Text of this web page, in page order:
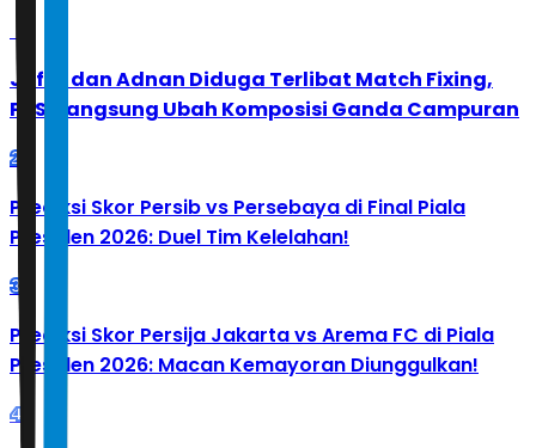
Jafar dan Adnan Diduga Terlibat Match Fixing,
PBSI Langsung Ubah Komposisi Ganda Campuran
2
Prediksi Skor Persib vs Persebaya di Final Piala
Presiden 2026: Duel Tim Kelelahan!
3
Prediksi Skor Persija Jakarta vs Arema FC di Piala
Presiden 2026: Macan Kemayoran Diunggulkan!
4